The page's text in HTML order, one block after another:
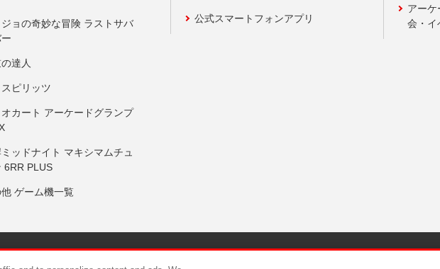
ョの奇妙な冒険 ラストサバ
達人
ピリッツ
カート アーケードグランプ
ッドナイト マキシマムチュ
6RR PLUS
ゲーム機一覧
公式スマートフォンアプリ
アー
会・イ